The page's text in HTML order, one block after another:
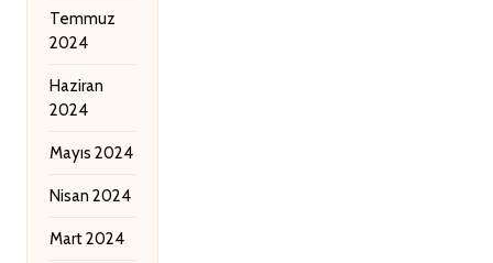
Temmuz
2024
Haziran
2024
Mayıs 2024
Nisan 2024
Mart 2024